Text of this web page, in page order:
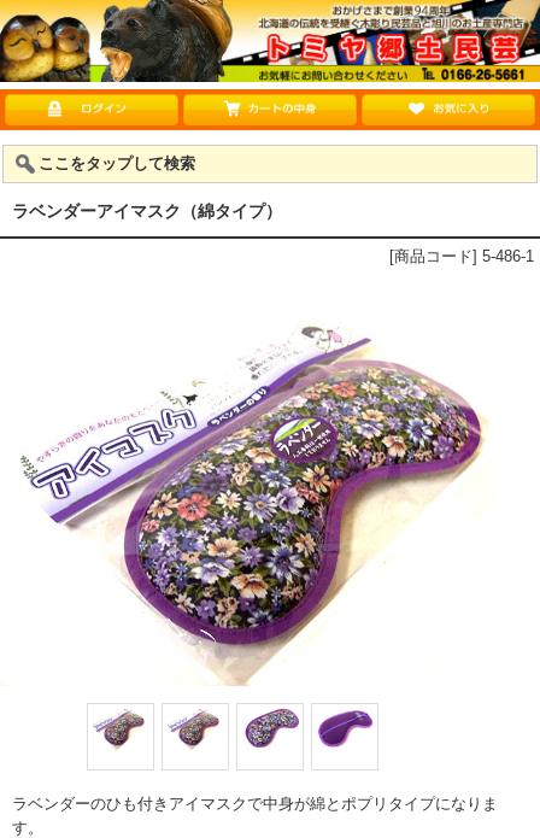
ここをタップして検索
ラベンダーアイマスク（綿タイプ）
[商品コード] 5-486-1
ラベンダーのひも付きアイマスクで中身が綿とポプリタイプになりま
す。